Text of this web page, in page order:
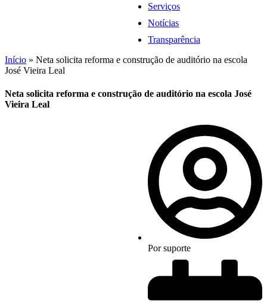
Serviços
Notícias
Transparência
Início » Neta solicita reforma e construção de auditório na escola
José Vieira Leal
Neta solicita reforma e construção de auditório na escola José
Vieira Leal
Porsuporte